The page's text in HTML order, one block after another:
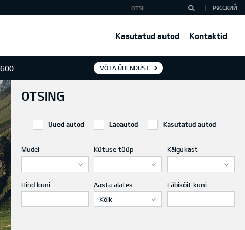
Kasutatud autod Kontaktid
РУССКИЙ
VÕTA ÜHENDUST
OTSING
Uued autod Laoautod Kasutatud autod
Mudel Kütuse tüüp Käigukast
Hind kuni
Aasta alates
Kõik
Läbisõit kuni